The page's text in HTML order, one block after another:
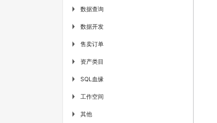
▶ 数据查询
▶ 数据开发
▶ 售卖订单
▶ 资产类目
▶ SQL血缘
▶ 工作空间
▶ 其他